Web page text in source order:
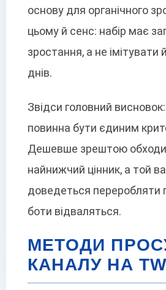
основу для органічного
цьому й сенс: набір має
зростання, а не імітувати
днів.
Звідси головний висновок:
повинна бути єдиним
Дешевше зрештою
найнижчий цінник, а той
доведеться переробляти
боти відваляться.
МЕТОДИ
КАНАЛУ НА